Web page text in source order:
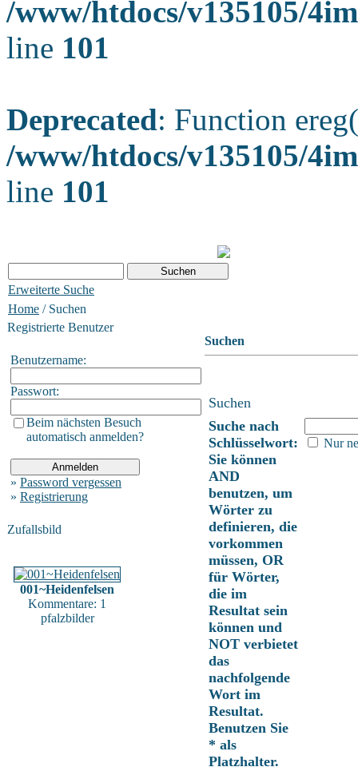
/www/htdocs/v135105/
line 101
Deprecated: Function
/www/htdocs/v135105/
line 101
Erweiterte Suche
Home / Suchen
Registrierte Benutzer
Benutzername:
Passwort:
Beim nächsten Besuch
automatisch anmelden?
» Password vergessen
» Registrierung
Zufallsbild
001~Heidenfelsen
Kommentare: 1
pfalzbilder
Suchen
Suchen
Suche nach
Schlüsselwort:
Sie können
AND
benutzen, um
Wörter zu
definieren, die
vorkommen
müssen, OR
für Wörter,
die im
Resultat sein
können und
NOT verbietet
das
nachfolgende
Wort im
Resultat.
Benutzen Sie
* als
Platzhalter.
Nur